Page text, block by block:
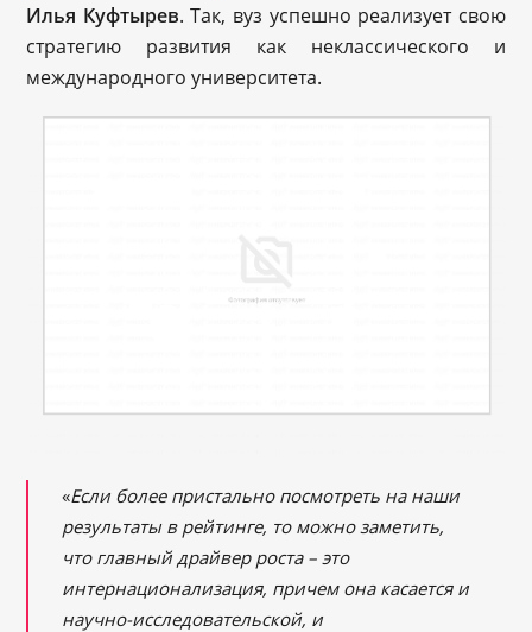
Илья Куфтырев. Так, вуз успешно реализует свою
стратегию развития как неклассического и
международного университета.
«Если более пристально посмотреть на наши
результаты в рейтинге, то можно заметить,
что главный драйвер роста – это
интернационализация, причем она касается и
научно-исследовательской, и